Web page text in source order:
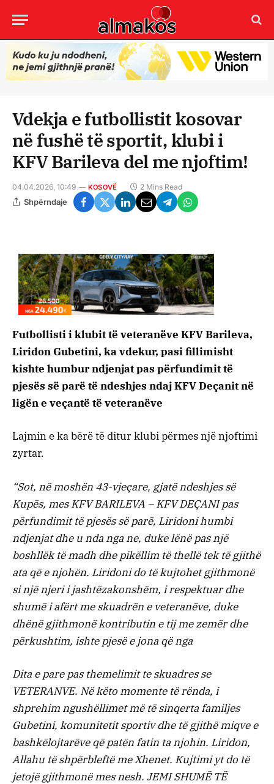
Vdekja e futbollistit kosovar
në fushë të sportit, klubi i
KFV Barileva del me njoftim!
04.04.2026, 10:49 KOSOVË 2 Mins Read
Shpërndaje
Futbollisti i klubit të veteranëve KFV Barileva,
Liridon Gubetini, ka vdekur, pasi fillimisht
kishte humbur ndjenjat pas përfundimit të
pjesës së parë të ndeshjes ndaj KFV Deçanit në
ligën e veçantë të veteranëve
Lajmin e ka bërë të ditur klubi përmes një njoftimi
zyrtar.
“Sot, në moshën 43-vjeçare, gjatë ndeshjes së
Kupës, mes KFV BARILEVA – KFV DEÇANI pas
përfundimit të pjesës së parë, Liridoni humbi
ndjenjat dhe u nda nga ne, duke lënë pas një
boshllëk të madh dhe pikëllim të thellë tek të gjithë
ata që e njohën. Liridoni do të kujtohet gjithmonë
si një njeri i jashtëzakonshëm, i respektuar dhe
shumë i afërt me skuadrën e veteranëve, duke
dhënë gjithmonë kontributin e tij me zemër dhe
përkushtim, ishte pjesë e jona që nga
Dita e pare pas themelimit te skuadres se
VETERANVE. Në këto momente të rënda, i
shprehim ngushëllimet më të sinqerta familjes
Gubetini, komunitetit sportiv dhe të gjithë miqve e
bashkëlojtarëve që patën fatin ta njohin. Liridon,
Allahu të shpërbleftë me Xhenet. Kujtimi yt do të
jetojë gjithmonë mes nesh. JEMI SHUMË TË